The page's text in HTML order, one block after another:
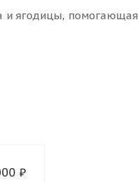
и ягодицы, помогающая
₽